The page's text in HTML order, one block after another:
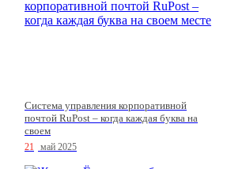
Система управления корпоративной
почтой RuPost – когда каждая буква на
своем
21 май 2025